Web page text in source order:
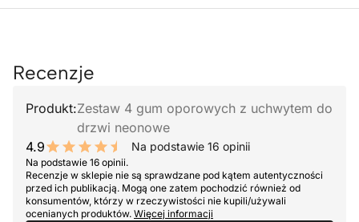
Recenzje
Produkt:Zestaw 4 gum oporowych z uchwytem do
drzwi neonowe
4.9
9.8 out of 10 stars
Na podstawie 16 opinii
Na podstawie 16 opinii.
Recenzje w sklepie nie są sprawdzane pod kątem autentyczności
przed ich publikacją. Mogą one zatem pochodzić również od
konsumentów, którzy w rzeczywistości nie kupili/używali
ocenianych produktów. Więcej informacji